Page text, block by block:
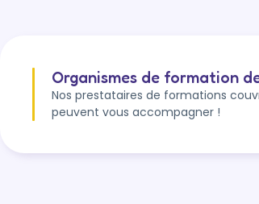
Organismes de formation
Nos prestataires de formations
peuvent vous accompagner !